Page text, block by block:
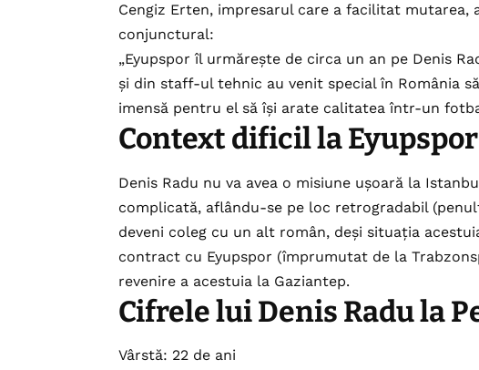
Cengiz Erten, impresarul care a facilitat
conjunctural:
„Eyupspor îl urmărește de circa un an pe Denis
și din staff-ul tehnic au venit special în România
imensă pentru el să își arate calitatea într-un
Context dificil la Eyupspor
Denis Radu nu va avea o misiune ușoară la
complicată, aflându-se pe loc retrogradabil
deveni coleg cu un alt român, deși situația
contract cu Eyupspor (împrumutat de la
revenire a acestuia la Gaziantep.
Cifrele lui Denis Radu la
Vârstă: 22 de ani